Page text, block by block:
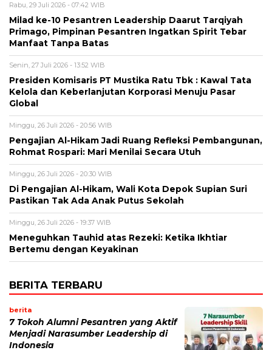
Rabu, 29 Juli 2026 - 07:42 WIB
Milad ke-10 Pesantren Leadership Daarut Tarqiyah
Primago, Pimpinan Pesantren Ingatkan Spirit Tebar
Manfaat Tanpa Batas
Senin, 27 Juli 2026 - 13:52 WIB
Presiden Komisaris PT Mustika Ratu Tbk : Kawal Tata
Kelola dan Keberlanjutan Korporasi Menuju Pasar
Global
Minggu, 26 Juli 2026 - 20:56 WIB
Pengajian Al-Hikam Jadi Ruang Refleksi Pembangunan,
Rohmat Rospari: Mari Menilai Secara Utuh
Minggu, 26 Juli 2026 - 20:30 WIB
Di Pengajian Al-Hikam, Wali Kota Depok Supian Suri
Pastikan Tak Ada Anak Putus Sekolah
Minggu, 26 Juli 2026 - 19:37 WIB
Meneguhkan Tauhid atas Rezeki: Ketika Ikhtiar
Bertemu dengan Keyakinan
BERITA TERBARU
berita
7 Tokoh Alumni Pesantren yang Aktif
Menjadi Narasumber Leadership di
Indonesia